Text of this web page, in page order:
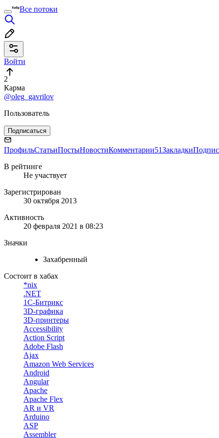
Все потоки
Войти
2
Карма
@oleg_gavrilov
Пользователь
Подписаться
ПрофильСтатьиПостыНовостиКомментарии51Закладки
В рейтинге
Не участвует
Зарегистрирован
30 октября 2013
Активность
20 февраля 2021 в 08:23
Значки
Захабренный
Состоит в хабах
*nix
.NET
1С-Битрикс
3D-графика
3D-принтеры
Accessibility
Action Script
Adobe Flash
Ajax
Amazon Web Services
Android
Angular
Apache
Apache Flex
AR и VR
Arduino
ASP
Assembler